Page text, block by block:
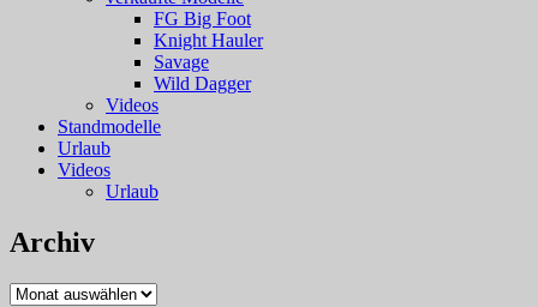
FG Big Foot
Knight Hauler
Savage
Wild Dagger
Videos
Standmodelle
Urlaub
Videos
Urlaub
Archiv
Archiv